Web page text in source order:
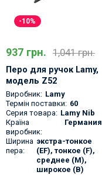
-10%
937 грн. 1,041 грн.
Перо для ручок Lamy,
модель Z52
Виробник: Lamy
Термін поставки: 60
Серия товара: Lamy Nib
Країна
виробник:
Германия
Ширина
пера:
экстра-тонкое
(EF), тонкое (F),
среднее (M),
широкое (B)